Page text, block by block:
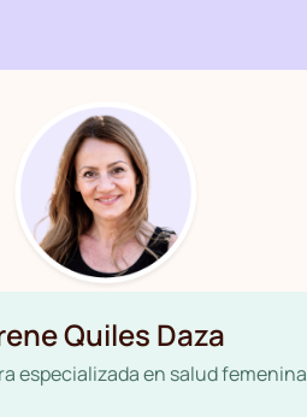
Quiles Daza
especializada en salud femenina